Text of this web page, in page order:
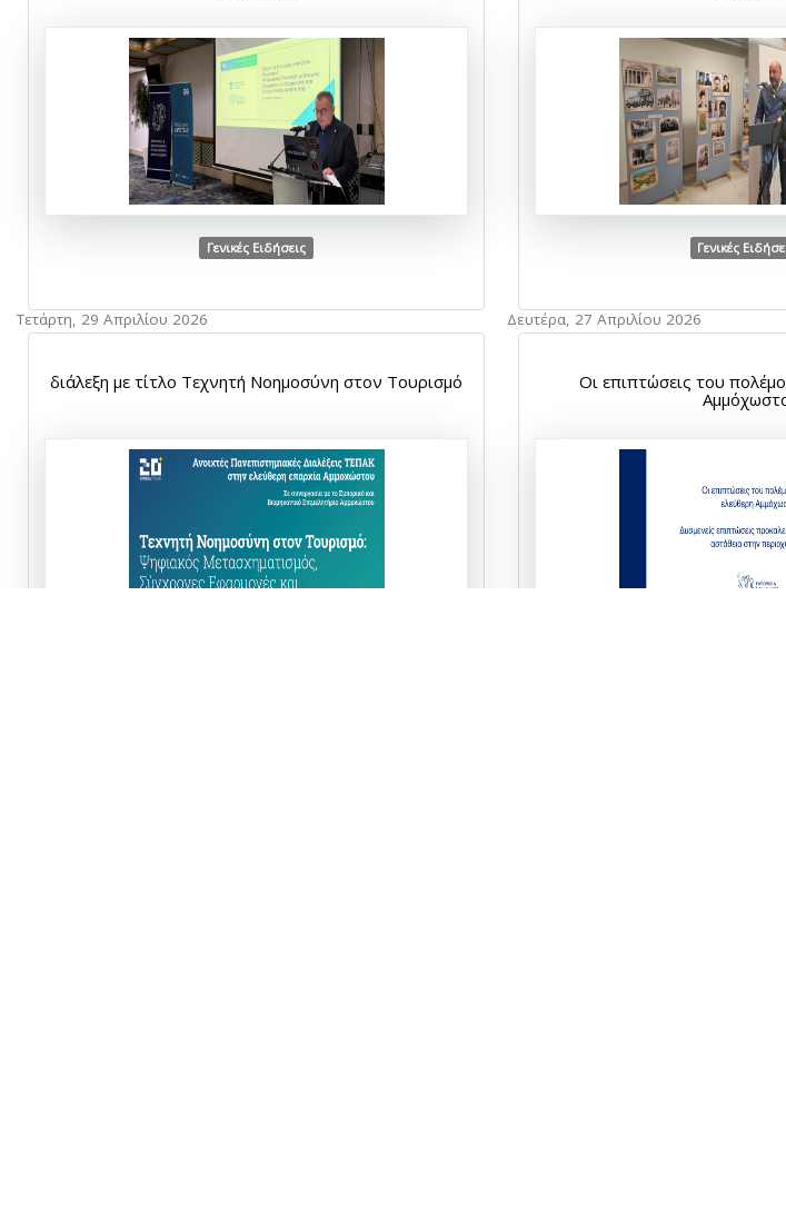
Γενικές Ειδήσεις
Τετάρτη, 29 Απριλίου 2026
Γενικές
Δευτέρα, 27 Απριλίου 2026
διάλεξη με τίτλο Τεχνητή Νοημοσύνη στον Τουρισμό
Οι επιπτώσεις του